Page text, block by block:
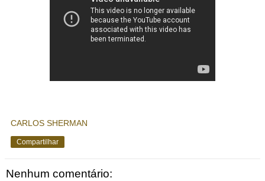
CARLOS SHERMAN
Compartilhar
Nenhum comentário: